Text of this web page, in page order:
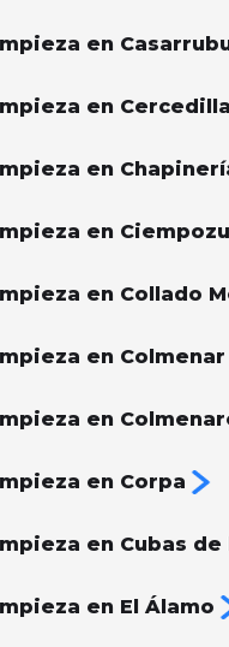
en
en Cercedilla
en
en
en Collado
en
en
en Corpa
en Cubas de
en El Álamo